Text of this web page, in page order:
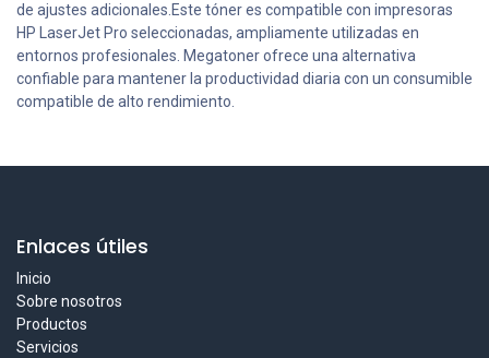
de ajustes adicionales.Este tóner es compatible con impresoras
HP LaserJet Pro seleccionadas, ampliamente utilizadas en
entornos profesionales. Megatoner ofrece una alternativa
confiable para mantener la productividad diaria con un consumible
compatible de alto rendimiento.
Enlaces útiles
Inicio
Sobre nosotros
Productos
Servicios